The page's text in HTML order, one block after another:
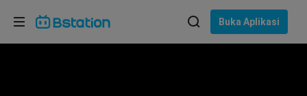
Buka Aplikasi
Pilih bahasa